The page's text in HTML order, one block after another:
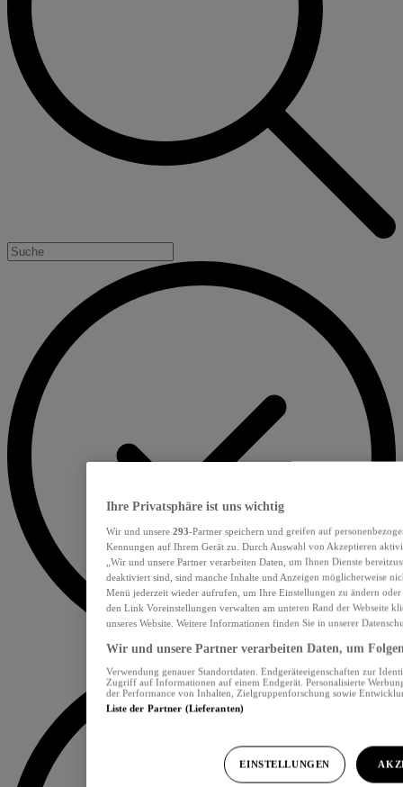
Ihre Privatsphäre ist uns wichtig
Wir und unsere 293-Partner speichern und greifen auf
Kennungen auf Ihrem Gerät zu. Durch Auswahl von Akzeptieren
„Wir und unsere Partner verarbeiten Daten, um Ihnen Dienste
deaktiviert sind, sind manche Inhalte und Anzeigen möglicherweise
Menü jederzeit wieder aufrufen, um Ihre Einstellungen zu ändern
den Link Voreinstellungen verwalten am unteren Rand der Webseite
unseres Website. Weitere Informationen finden Sie in unserer
Wir und unsere Partner verarbeiten Daten, um
Verwendung genauer Standortdaten. Endgeräteeigenschaften zur
Zugriff auf Informationen auf einem Endgerät. Personalisierte
der Performance von Inhalten, Zielgruppenforschung sowie
Liste der Partner (Lieferanten)
EINSTELLUNGEN